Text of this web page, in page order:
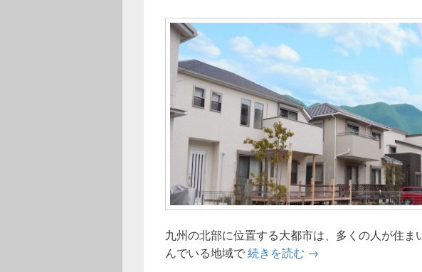
九州の北部に位置する大都市は、多くの人が住ま
んでいる地域で続きを読む 福岡市の成長が支え
→